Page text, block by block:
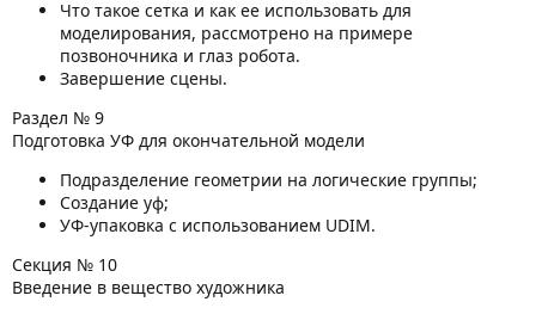
Что такое сетка и как ее использовать для
моделирования, рассмотрено на примере
позвоночника и глаз робота.
Завершение сцены.
Раздел № 9
Подготовка УФ для окончательной модели
Подразделение геометрии на логические группы;
Создание уф;
УФ-упаковка с использованием UDIM.
Секция № 10
Введение в вещество художника